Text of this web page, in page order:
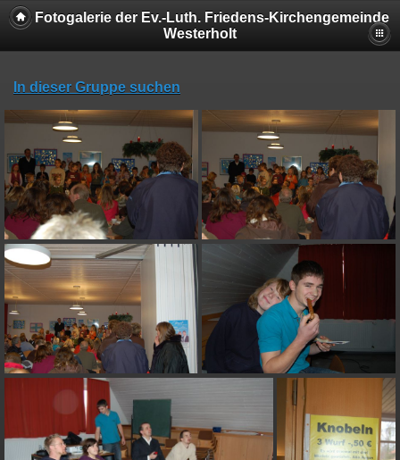
Fotogalerie der Ev.-Luth. Friedens-Kirchengemeinde
Westerholt
In dieser Gruppe suchen